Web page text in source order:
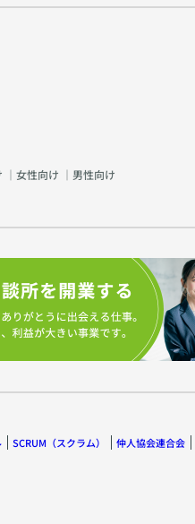
｜ 女性向け ｜ 男性向け
SCRUM（スクラム） 仲人協会連合会